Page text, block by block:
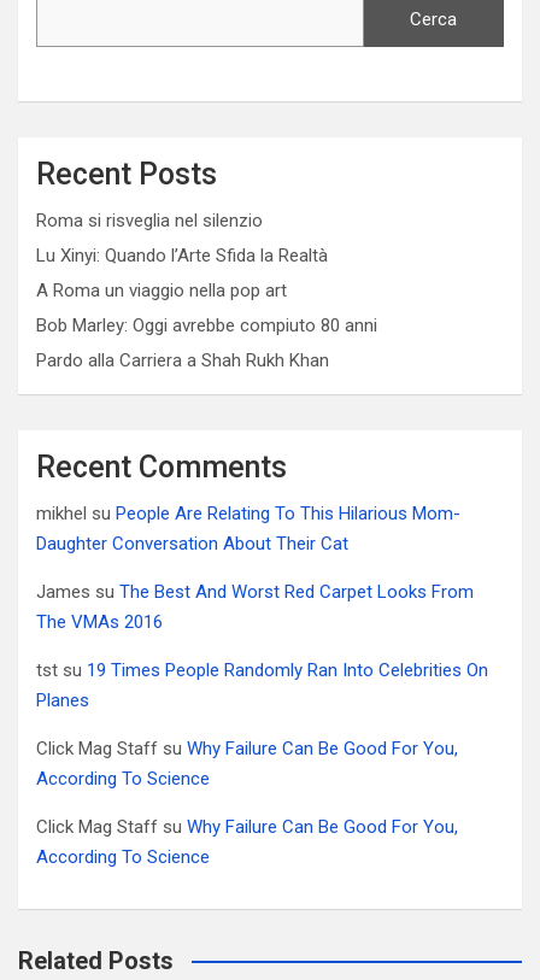
Cerca
Recent Posts
Roma si risveglia nel silenzio
Lu Xinyi: Quando l’Arte Sfida la Realtà
A Roma un viaggio nella pop art
Bob Marley: Oggi avrebbe compiuto 80 anni
Pardo alla Carriera a Shah Rukh Khan
Recent Comments
mikhel su People Are Relating To This Hilarious Mom-
Daughter Conversation About Their Cat
James su The Best And Worst Red Carpet Looks From
The VMAs 2016
tst su 19 Times People Randomly Ran Into Celebrities On
Planes
Click Mag Staff su Why Failure Can Be Good For You,
According To Science
Click Mag Staff su Why Failure Can Be Good For You,
According To Science
Related Posts